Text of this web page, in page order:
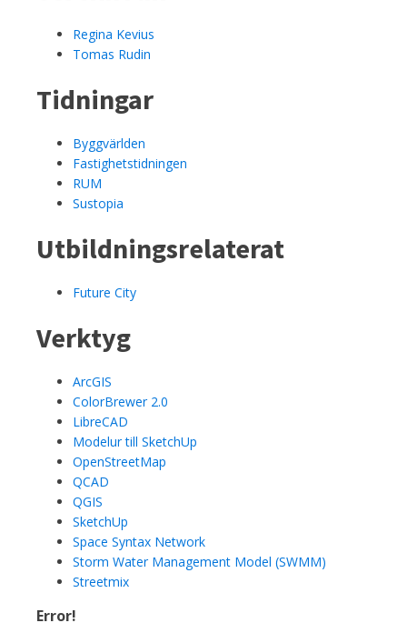
Regina Kevius
Tomas Rudin
Tidningar
Byggvärlden
Fastighetstidningen
RUM
Sustopia
Utbildningsrelaterat
Future City
Verktyg
ArcGIS
ColorBrewer 2.0
LibreCAD
Modelur till SketchUp
OpenStreetMap
QCAD
QGIS
SketchUp
Space Syntax Network
Storm Water Management Model (SWMM)
Streetmix
Error!